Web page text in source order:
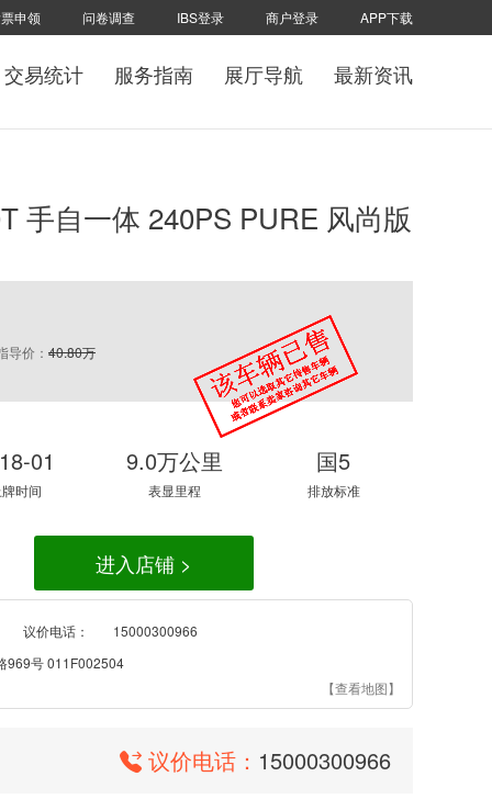
申领 问卷调查 IBS登录 商户登录 APP下载
交易统计 服务指南 展厅导航 最新资讯
手自一体 240PS PURE 风尚版
导价： 40.80万
01
时间
9.0万公里
表显里程
国5
排放标准
进入店铺 >
议价电话：
15000300966
969号 011F002504
【查看地图】
议价电话： 15000300966